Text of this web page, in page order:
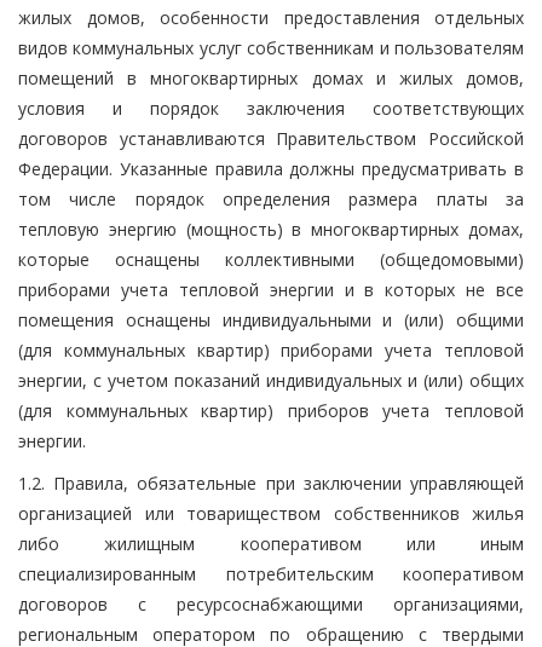
жилых домов, особенности предоставления отдельных
видов коммунальных услуг собственникам и пользователям
помещений в многоквартирных домах и жилых домов,
условия и порядок заключения соответствующих
договоров устанавливаются Правительством Российской
Федерации. Указанные правила должны предусматривать в
том числе порядок определения размера платы за
тепловую энергию (мощность) в многоквартирных домах,
которые оснащены коллективными (общедомовыми)
приборами учета тепловой энергии и в которых не все
помещения оснащены индивидуальными и (или) общими
(для коммунальных квартир) приборами учета тепловой
энергии, с учетом показаний индивидуальных и (или) общих
(для коммунальных квартир) приборов учета тепловой
энергии.
1.2. Правила, обязательные при заключении управляющей
организацией или товариществом собственников жилья
либо жилищным кооперативом или иным
специализированным потребительским кооперативом
договоров с ресурсоснабжающими организациями,
региональным оператором по обращению с твердыми